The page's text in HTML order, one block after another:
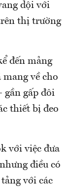
dội với
thị trường
đến mảng
về cho
gần gấp đôi
thiết bị đeo
với việc đưa
điều có
với các